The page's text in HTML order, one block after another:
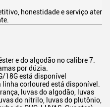
honestidade e serviço
e do algodão no calibre 7.
por dúzia.
18G está disponível
corloured está disponível.
luvas do algodão, luvas
do nitrilo, luvas do plutônio,